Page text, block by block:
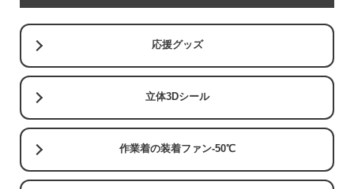
応援グッズ
立体3Dシール
作業着の装着ファン-50℃